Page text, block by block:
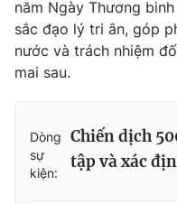
năm Ngày Thương
sắc đạo lý tri ân, góp
nước và trách nhiệm
mai sau.
Dòng
sự
kiện:
Chiến dịch
tập và xác